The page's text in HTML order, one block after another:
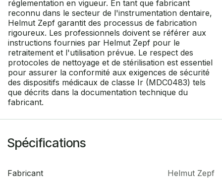
réglementation en vigueur. En tant que fabricant
reconnu dans le secteur de l'instrumentation dentaire,
Helmut Zepf garantit des processus de fabrication
rigoureux. Les professionnels doivent se référer aux
instructions fournies par Helmut Zepf pour le
retraitement et l'utilisation prévue. Le respect des
protocoles de nettoyage et de stérilisation est essentiel
pour assurer la conformité aux exigences de sécurité
des dispositifs médicaux de classe Ir (MDC0483) tels
que décrits dans la documentation technique du
fabricant.
Spécifications
Fabricant Helmut Zepf